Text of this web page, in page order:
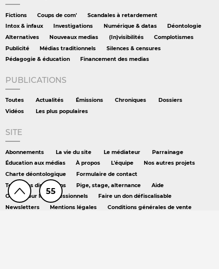
55
Fictions Coups de com'
Scandales à retardement
Intox & infaux
Investigations Numérique & datas
Déontologie
Alternatives
Nouveaux medias (In)visibilités
Complotismes
Publicité
Médias traditionnels
Silences & censures
Pédagogie & éducation
Financement des medias
PUBLICATIONS
Toutes Actualités Émissions Chroniques
Dossiers
Vidéos
Les plus populaires
SITE
Abonnements La vie du site Le médiateur
Parrainage
Éducation aux médias
À propos L'équipe
Nos autres projets
Charte déontologique
Formulaire de contact
Toutes les discussions
Pige, stage, alternance
Aide
Offres pour les professionnels
Faire un don défiscalisable
Newsletters
Mentions légales
Conditions générales de vente